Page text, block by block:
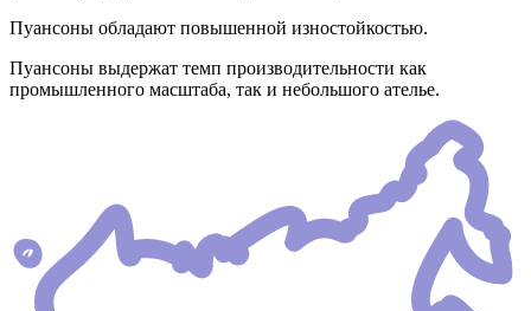
Пуансоны обладают повышенной изностойкостью.
Пуансоны выдержат темп производительности как
промышленного масштаба, так и небольшого ателье.